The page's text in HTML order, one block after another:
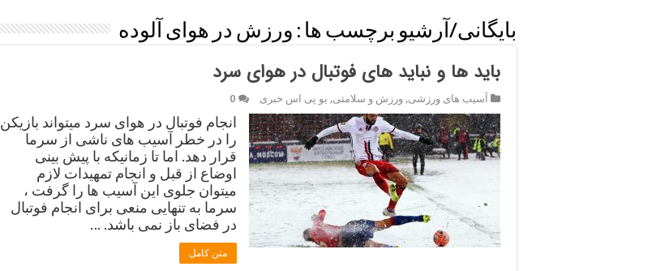
بایگانی/آرشیو برچسب ها : ورزش در هوای آلوده
باید ها و نباید های فوتبال در هوای سرد
آسیب های ورزشی,ورزش و سلامتی, یو پی اس خبری 0
انجام فوتبال در هوای سرد میتواند بازیکن
را در خطر آسیب های ناشی از سرما
قرار دهد. اما تا زمانیکه با پیش بینی
اوضاع از قبل و انجام تمهیدات لازم
میتوان جلوی این آسیب ها را گرفت ،
سرما به تنهایی منعی برای انجام فوتبال
در فضای باز نمی باشد. …
متن کامل